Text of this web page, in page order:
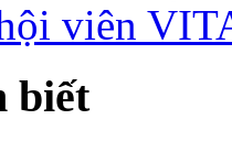
viên
biết